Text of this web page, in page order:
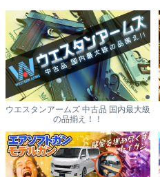
ウエスタンアームズ 中古品 国内最大級
の品揃え！！